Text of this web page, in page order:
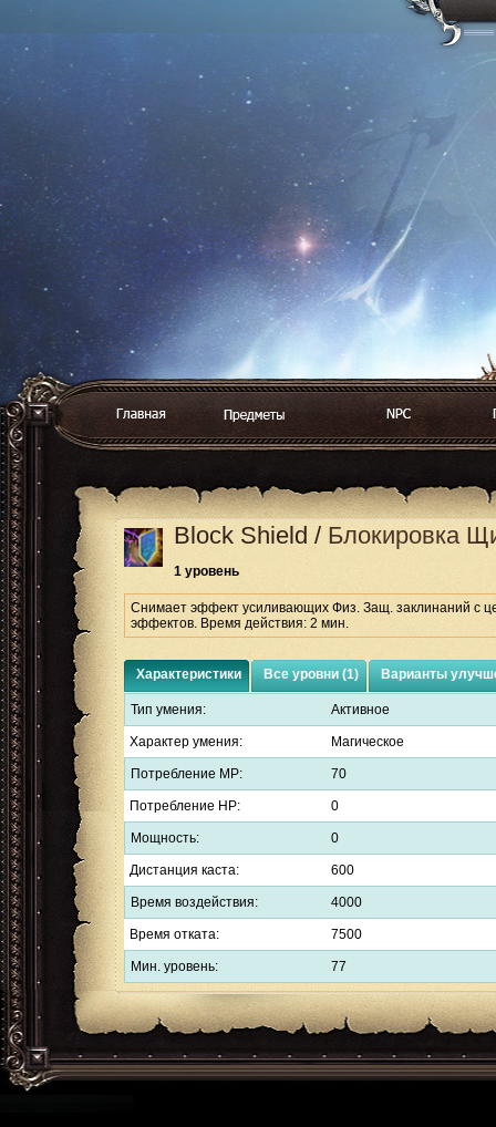
Block Shield / Блокировка
1 уровень
Снимает эффект усиливающих Физ. Защ. заклинаний с
эффектов. Время действия: 2 мин.
Характеристики Все уровни (1) Варианты
Тип умения: Активное
Характер умения: Магическое
Потребление MP: 70
Потребление HP: 0
Мощность: 0
Дистанция каста: 600
Время воздействия: 4000
Время отката: 7500
Мин. уровень: 77